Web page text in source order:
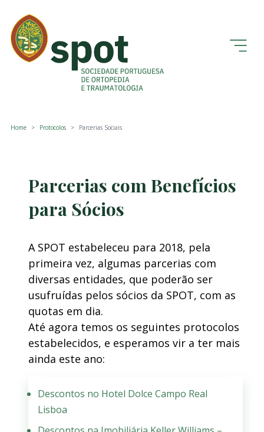
Home Protocolos Parcerias Sociais
Parcerias com Benefícios
para Sócios
A SPOT estabeleceu para 2018, pela
primeira vez, algumas parcerias com
diversas entidades, que poderão ser
usufruídas pelos sócios da SPOT, com as
quotas em dia.
Até agora temos os seguintes protocolos
estabelecidos, e esperamos vir a ter mais
ainda este ano:
Descontos no Hotel Dolce Campo Real
Lisboa